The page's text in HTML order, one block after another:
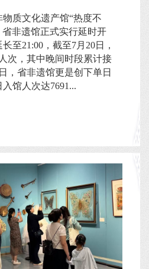
质文化遗产馆“热度不
省非遗馆正式实行延时开
至21:00，截至7月20日，
次，其中晚间时段累计接
，省非遗馆更是创下单日
馆人次达7691...